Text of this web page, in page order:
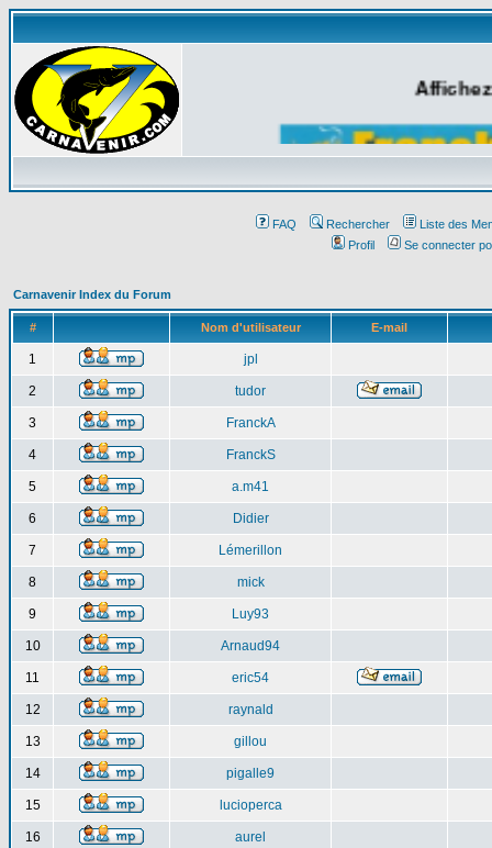
FAQ Rechercher
Liste des
Profil
Se connecter
Carnavenir Index du Forum
# Nom d'utilisateur E-mail
1 jpl
2 tudor
3 FranckA
4 FranckS
5 a.m41
6 Didier
7 Lémerillon
8 mick
9 Luy93
10 Arnaud94
11 eric54
12 raynald
13 gillou
14 pigalle9
15 lucioperca
16 aurel